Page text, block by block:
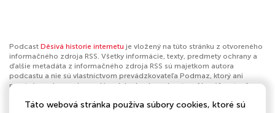
Podcast Děsivá historie internetu je vložený na túto stránku z otvoreného
informačného zdroja RSS. Všetky informácie, texty, predmety ochrany a
ďalšie metadáta z informačného zdroja RSS sú majetkom autora
podcastu a nie sú vlastníctvom prevádzkovateľa Podmaz, ktorý ani
nevytvára ani nezodpovedá za ich obsah podcastov. Ak máš za to, že
nahlásiť obsah. Ak je toto tvoj podcast a chceš získať kontrolu nad týmto
Táto webová stránka používa súbory cookies, ktoré sú